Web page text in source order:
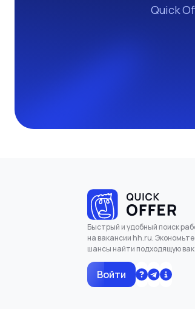
Quick
Быстрый и удобный поиск
на вакансии hh.ru.
шансы найти подходящую
Войти